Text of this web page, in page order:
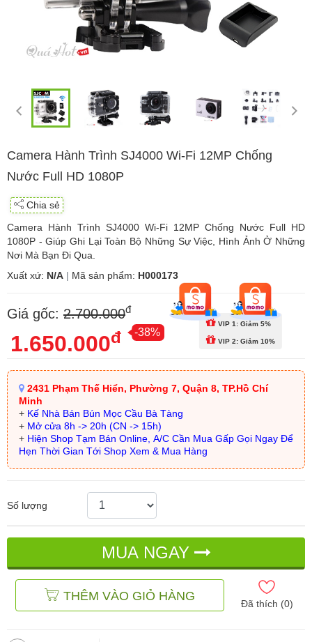
Camera Hành Trình SJ4000 Wi-Fi 12MP Chống
Nước Full HD 1080P
Chia sẻ
Camera Hành Trình SJ4000 Wi-Fi 12MP Chống Nước Full HD
1080P - Giúp Ghi Lại Toàn Bộ Những Sự Việc, Hình Ảnh Ở Những
Nơi Mà Bạn Đi Qua.
Xuất xứ: N/A | Mã sản phẩm: H000173
Giá gốc: 2.700.000đ
1.650.000đ -38%
VIP 1: Giảm 5%
VIP 2: Giảm 10%
2431 Phạm Thế Hiển, Phường 7, Quận 8, TP.Hồ Chí
Minh
+ Kế Nhà Bán Bún Mọc Cầu Bà Tàng
+ Mở cửa 8h -> 20h (CN -> 15h)
+ Hiện Shop Tạm Bán Online, A/C Cần Mua Gấp Gọi Ngay Để
Hẹn Thời Gian Tới Shop Xem & Mua Hàng
Số lượng
MUA NGAY
THÊM VÀO GIỎ HÀNG
Đã thích (0)